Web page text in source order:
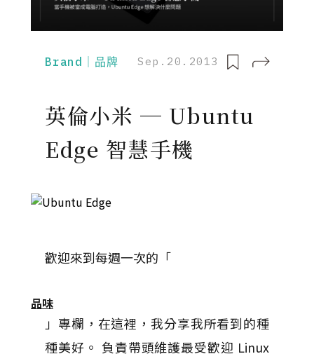
Brand｜品牌 Sep.20.2013
英倫小米 ─ Ubuntu
Edge 智慧手機
歡迎來到每週一次的「
品味
」專欄，在這裡，我分享我所看到的種
種美好。 負責帶頭維護最受歡迎 Linux